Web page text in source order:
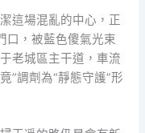
這場混亂的中心，正
口，被藍色傻氣光束
老城區主干道，車流
”調劑為“靜態守護”形